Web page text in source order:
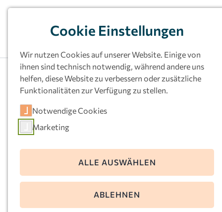
Kath.
Kindertageseinrichtu
ng St. Josef, Unna-
Hemmerde
59427 Unna
Cookie Einstellungen
Wir nutzen Cookies auf unserer Website. Einige von
ihnen sind technisch notwendig, während andere uns
helfen, diese Website zu verbessern oder zusätzliche
Funktionalitäten zur Verfügung zu stellen.
Notwendige Cookies
Marketing
ALLE AUSWÄHLEN
ABLEHNEN